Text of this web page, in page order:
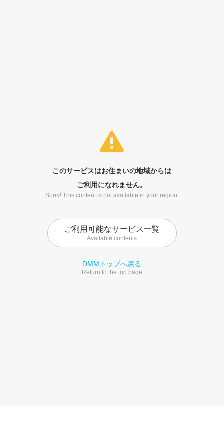
このサービスはお住まいの地域からは
ご利用になれません。
Sorry! This content is not available in your region.
ご利用可能なサービス一覧
Available contents
DMMトップへ戻る
Return to the top page